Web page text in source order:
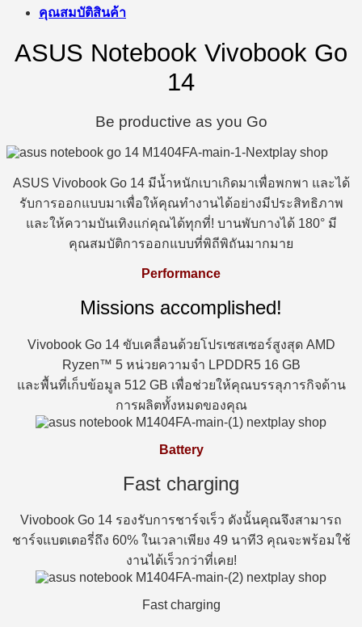
คุณสมบัติสินค้า
ASUS Notebook Vivobook Go
14
Be productive as you Go
ASUS Vivobook Go 14 มีน้ำหนักเบาเกิดมาเพื่อพกพา และได้
รับการออกแบบมาเพื่อให้คุณทำงานได้อย่างมีประสิทธิภาพ
และให้ความบันเทิงแก่คุณได้ทุกที่! บานพับกางได้ 180° มี
คุณสมบัติการออกแบบที่พิถีพิถันมากมาย
Performance
Missions accomplished!
Vivobook Go 14 ขับเคลื่อนด้วยโปรเซสเซอร์สูงสุด AMD
Ryzen™ 5 หน่วยความจำ LPDDR5 16 GB
และพื้นที่เก็บข้อมูล 512 GB เพื่อช่วยให้คุณบรรลุภารกิจด้าน
การผลิตทั้งหมดของคุณ
Battery
Fast charging
Vivobook Go 14 รองรับการชาร์จเร็ว ดังนั้นคุณจึงสามารถ
ชาร์จแบตเตอรี่ถึง 60% ในเวลาเพียง 49 นาที3 คุณจะพร้อมใช้
งานได้เร็วกว่าที่เคย!
Fast charging